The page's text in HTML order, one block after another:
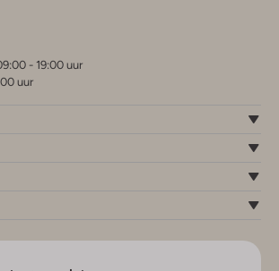
- 19:00 uur
uur